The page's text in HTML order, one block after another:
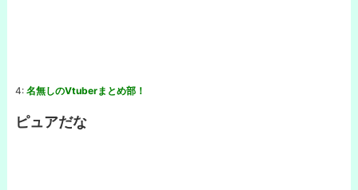
4: 名無しのVtuberまとめ部！
ピュアだな